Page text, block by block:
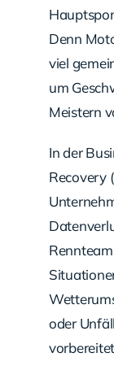
Denn
viel
um
Meistern
In der
Recovery
oder